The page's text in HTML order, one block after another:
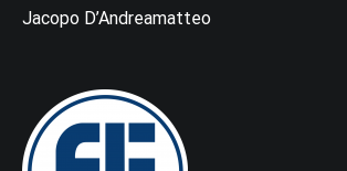
Jacopo D’Andreamatteo